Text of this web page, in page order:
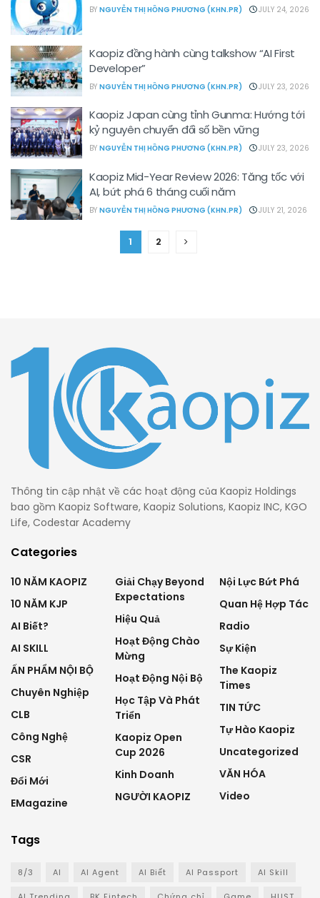
BY NGUYỄN THỊ HỒNG PHƯƠNG (KHN.PR) JULY 24, 2026
Kaopiz đồng hành cùng talkshow “AI First
Developer”
BY NGUYỄN THỊ HỒNG PHƯƠNG (KHN.PR) JULY 23, 2026
Kaopiz Japan cùng tỉnh Gunma: Hướng tới
kỷ nguyên chuyển đổi số bền vững
BY NGUYỄN THỊ HỒNG PHƯƠNG (KHN.PR) JULY 23, 2026
Kaopiz Mid-Year Review 2026: Tăng tốc với
AI, bứt phá 6 tháng cuối năm
BY NGUYỄN THỊ HỒNG PHƯƠNG (KHN.PR) JULY 21, 2026
1 2
Thông tin cập nhật về các hoạt động của Kaopiz Holdings
bao gồm Kaopiz Software, Kaopiz Solutions, Kaopiz INC, KGO
Life, Codestar Academy
Categories
10 NĂM KAOPIZ
10 NĂM KJP
AI Biết?
AI SKILL
ẤN PHẨM NỘI BỘ
Chuyên Nghiệp
CLB
Công Nghệ
CSR
Đổi Mới
EMagazine
Giải Chạy Beyond
Expectations
Hiệu Quả
Hoạt Động Chào
Mừng
Hoạt Động Nội Bộ
Học Tập Và Phát
Triển
Kaopiz Open
Cup 2026
Kinh Doanh
NGƯỜI KAOPIZ
Nội Lực Bứt Phá
Quan Hệ Hợp Tác
Radio
Sự Kiện
The Kaopiz
Times
TIN TỨC
Tự Hào Kaopiz
Uncategorized
VĂN HÓA
Video
Tags
8/3 AI AI Agent AI Biết AI Passport AI Skill